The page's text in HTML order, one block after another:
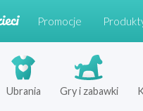
Promocje
Ubrania Gry i zabawki